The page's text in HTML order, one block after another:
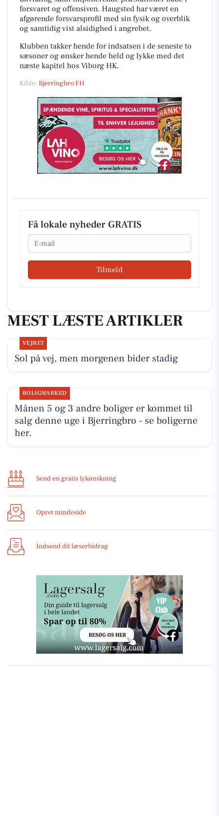
forsvaret og offensiven. Haugsted har været en
afgørende forsvarsprofil med sin fysik og overblik
og samtidig vist alsidighed i angrebet.
Klubben takker hende for indsatsen i de seneste to
sæsoner og ønsker hende held og lykke med det
næste kapitel hos Viborg HK.
Kilde: Bjerringbro FH
Få lokale nyheder GRATIS
Email
Tilmeld
MEST LÆSTE ARTIKLER
VEJRET
Sol på vej, men morgenen bider stadig
BOLIGMARKED
Månen 5 og 3 andre boliger er kommet til
salg denne uge i Bjerringbro - se boligerne
her.
Send en gratis lykønskning
Opret mindeside
Indsend dit læserbidrag